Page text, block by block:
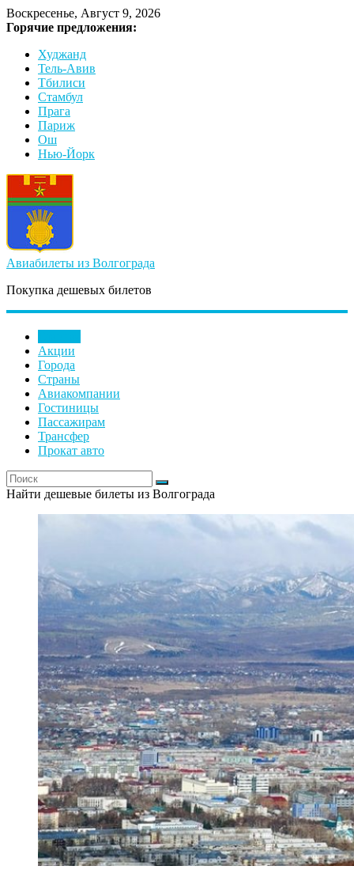
Воскресенье, Август 9, 2026
Горячие предложения:
Худжанд
Тель-Авив
Тбилиси
Стамбул
Прага
Париж
Ош
Нью-Йорк
Авиабилеты из Волгограда
Покупка дешевых билетов
Акции
Города
Страны
Авиакомпании
Гостиницы
Пассажирам
Трансфер
Прокат авто
Найти дешевые билеты из Волгограда